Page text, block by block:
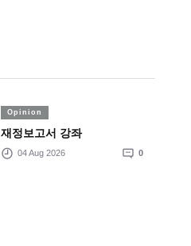
Opinion
재정보고서 강좌
04 Aug 2026 0